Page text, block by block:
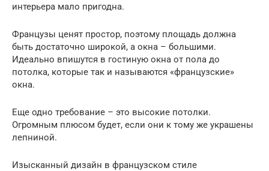
интерьера мало пригодна.
Французы ценят простор, поэтому площадь должна
быть достаточно широкой, а окна – большими.
Идеально впишутся в гостиную окна от пола до
потолка, которые так и называются «французские»
окна.
Еще одно требование – это высокие потолки.
Огромным плюсом будет, если они к тому же украшены
лепниной.
Изысканный дизайн в французском стиле